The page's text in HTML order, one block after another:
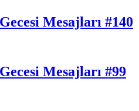
Mesajları #140
Mesajları #99